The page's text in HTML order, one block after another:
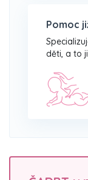
Pomoc
děti, a to